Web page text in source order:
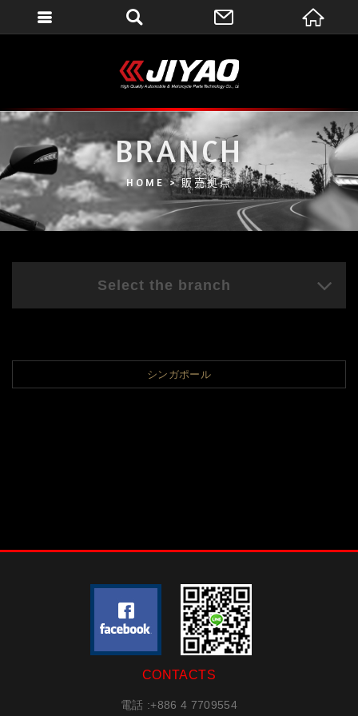
BRANCH
HOME 販売拠点
Select the branch
シンガポール
CONTACTS
電話 :+886 4 7709554
會員登入(燈箱)
加入會員
忘記密碼
密碼修改
訂單查詢
個人資料修改
會員登出
填寫匯款通知